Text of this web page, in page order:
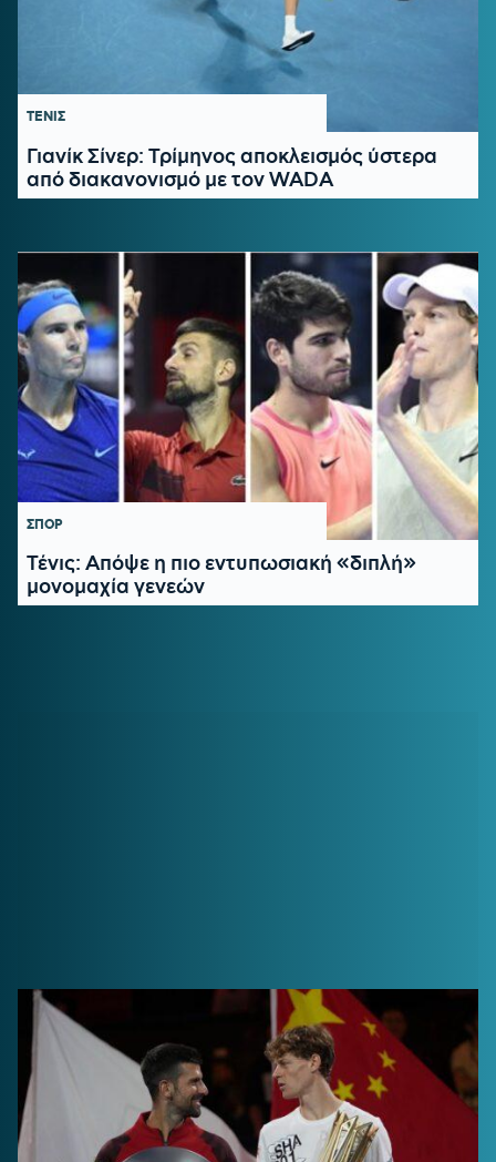
ΤΕΝΙΣ
Γιανίκ Σίνερ: Τρίμηνος αποκλεισμός ύστερα
από διακανονισμό με τον WADA
ΣΠΟΡ
Τένις: Απόψε η πιο εντυπωσιακή «διπλή»
μονομαχία γενεών